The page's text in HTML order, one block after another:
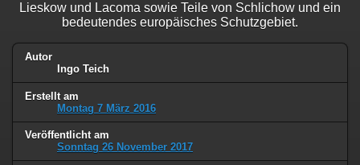
Lieskow und Lacoma sowie Teile von Schlichow und ein
bedeutendes europäisches Schutzgebiet.
Autor
Ingo Teich
Erstellt am
Montag 7 März 2016
Veröffentlicht am
Sonntag 26 November 2017